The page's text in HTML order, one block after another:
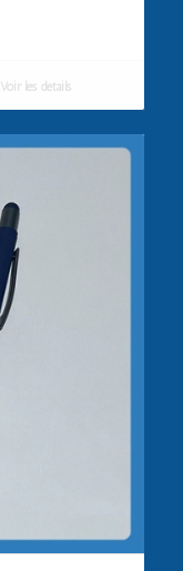
Voir les détails